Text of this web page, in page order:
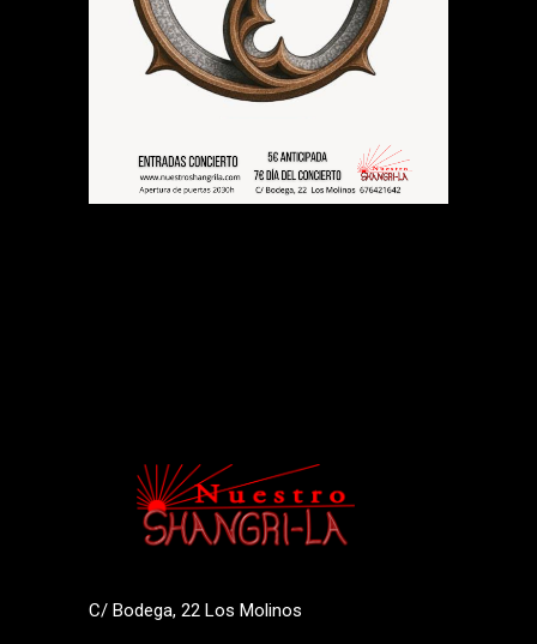
C/ Bodega, 22 Los Molinos